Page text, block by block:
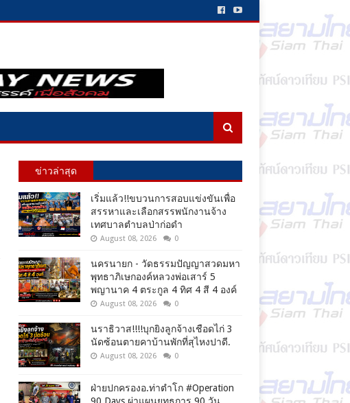
ข่าวล่าสุด
เริ่มแล้ว!!ขบวนการสอบแข่งขันเพื่อ
สรรหาและเลือกสรรพนักงานจ้าง
เทศบาลตำบลป่าก่อดำ
August 08, 2026 0
นครนายก - วัดธรรมปัญญาสวดมหา
พุทธาภิเษกองค์หลวงพ่อเสาร์ 5
พญานาค 4 ตระกูล 4 ทิศ 4 สี 4 องค์
August 08, 2026 0
นราธิวาส!!!!บุกยิงลูกจ้างเชือดไก่ 3
นัดซ้อนตายคาบ้านพักที่สุไหงปาดี.
August 08, 2026 0
ฝ่ายปกครองอ.ท่าตำโก #Operation